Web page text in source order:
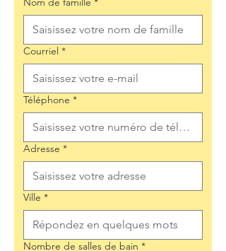
Courriel *
Téléphone *
Adresse *
Ville *
Nombre de salles de bain *